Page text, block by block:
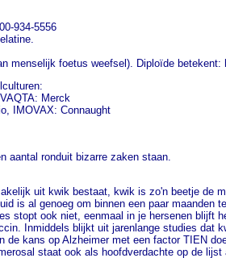
934-5556
menselijk foetus weefsel). Diploïde
Merck
IMOVAX: Connaught
aantal ronduit bizarre zaken staan.
uit kwik bestaat, kwik is zo'n beetje de
is al genoeg om binnen een paar
stopt ook niet, eenmaal in je hersenen
Inmiddels blijkt uit jarenlange studies
de kans op Alzheimer met een factor TIEN
staat ook als hoofdverdachte op de